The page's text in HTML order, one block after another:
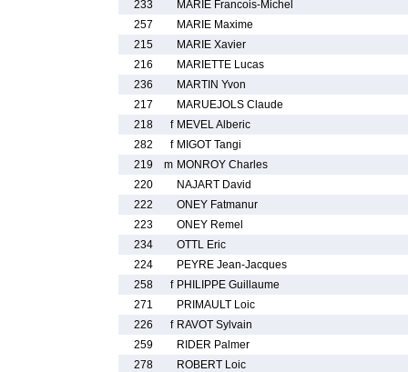
233
MARIE Francois-Michel
257
MARIE Maxime
215
MARIE Xavier
216
MARIETTE Lucas
236
MARTIN Yvon
217
MARUEJOLS Claude
218
f MEVEL Alberic
282
f MIGOT Tangi
219
m MONROY Charles
220
NAJART David
222
ONEY Fatmanur
223
ONEY Remel
234
OTTL Eric
224
PEYRE Jean-Jacques
258
f PHILIPPE Guillaume
271
PRIMAULT Loic
226
f RAVOT Sylvain
259
RIDER Palmer
278
ROBERT Loic